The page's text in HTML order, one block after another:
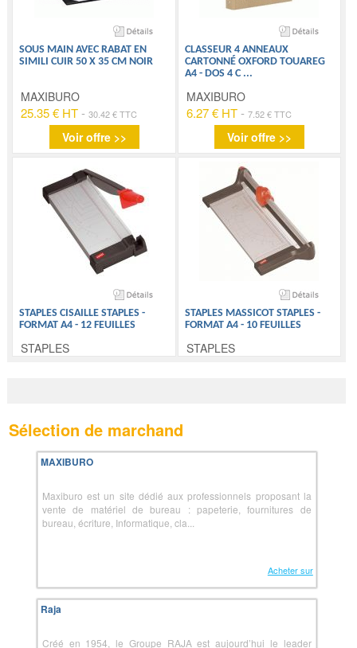
SOUS MAIN AVEC RABAT EN
SIMILI CUIR 50 X 35 CM NOIR
MAXIBURO
25.35 € HT -30.42 € TTC
Voir offre >>
CLASSEUR 4 ANNEAUX
CARTONNÉ OXFORD TOUAREG
A4 - DOS 4 C ...
MAXIBURO
6.27 € HT- 7.52 € TTC
Voir offre >>
STAPLES CISAILLE STAPLES -
FORMAT A4 - 12 FEUILLES
STAPLES
STAPLES MASSICOT STAPLES -
FORMAT A4 - 10 FEUILLES
STAPLES
Sélection de marchand
MAXIBURO
Maxiburo est un site dédié aux professionnels proposant la
vente de matériel de bureau : papeterie, fournitures de
bureau, écriture, Informatique, cla...
Acheter sur
Raja
Créé en 1954, le Groupe RAJA est aujourd’hui le leader